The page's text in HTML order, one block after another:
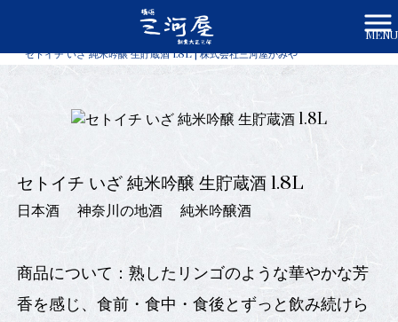
MENU
商品一覧
セトイチ いざ 純米吟醸 生貯蔵酒 1.8L | 株式会社三河屋かみや
セトイチ いざ 純米吟醸 生貯蔵酒 1.8L
日本酒 神奈川の地酒 純米吟醸酒
商品について：熟したリンゴのような華やかな芳
香を感じ、食前・食中・食後とずっと飲み続けら